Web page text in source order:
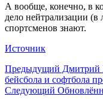
А вообще, конечно, в
дело нейтрализации
спортсменов знают.
Источник
Предыдущий Дмитрий
бейсбола и софтбола
Следующий